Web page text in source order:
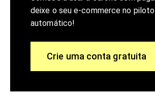
deixe o seu e-commerce no piloto
automático!
Crie uma conta gratuita